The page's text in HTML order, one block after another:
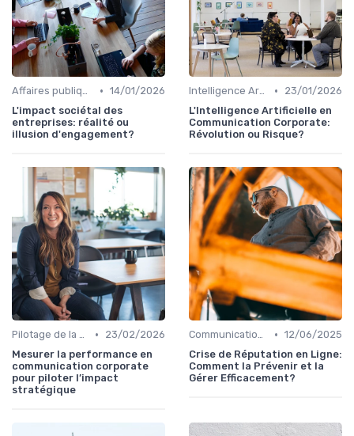
Affaires publiques & influence • 14/01/2026
L'impact sociétal des
entreprises: réalité ou
illusion d'engagement?
Intelligence Artificielle en communication •
23/01/2026
L'Intelligence Artificielle en
Communication Corporate:
Révolution ou Risque?
Pilotage de la performance communication •
23/02/2026
Mesurer la performance en
communication corporate
pour piloter l’impact
stratégique
Communication de crise • 12/06/2025
Crise de Réputation en Ligne:
Comment la Prévenir et la
Gérer Efficacement?